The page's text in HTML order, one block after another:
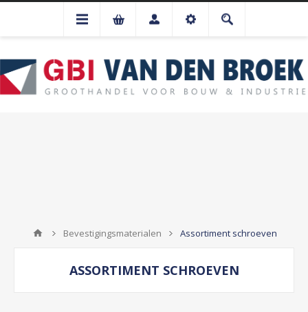
Bevestigingsmaterialen Assortiment schroeven
ASSORTIMENT SCHROEVEN